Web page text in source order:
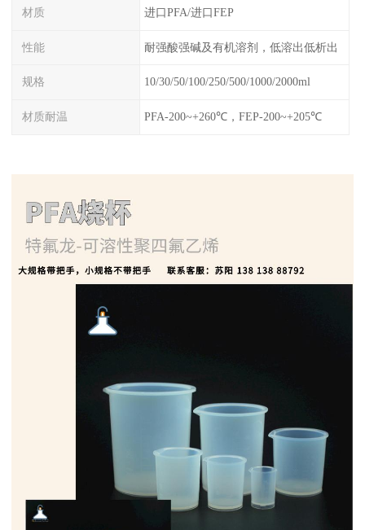
材质 进口PFA/进口FEP
性能 耐强酸强碱及有机溶剂，低溶出低析出
规格 10/30/50/100/250/500/1000/2000ml
材质耐温 PFA-200~+260℃，FEP-200~+205℃